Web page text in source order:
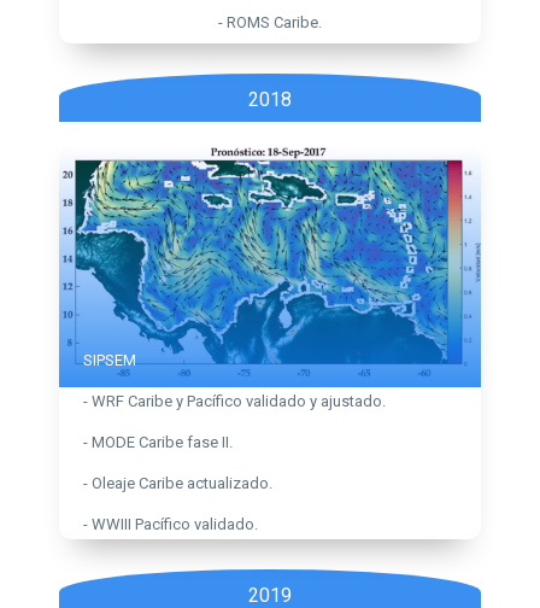
- ROMS Caribe.
2018
SIPSEM
- WRF Caribe y Pacífico validado y ajustado.
- MODE Caribe fase II.
- Oleaje Caribe actualizado.
- WWIII Pacífico validado.
2019